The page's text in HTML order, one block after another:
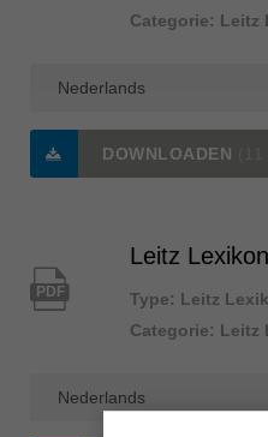
Categorie: Leitz
DOWNLOADEN
PDF
Leitz
Type: Leitz
Categorie: Leitz